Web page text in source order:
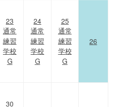
23
通常
練習
学校
G
24
通常
練習
学校
G
25
通常
練習
学校
G
26
30